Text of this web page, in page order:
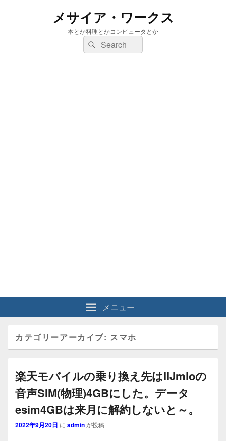
メサイア・ワークス
本とか料理とかコンピュータとか
検
索:
検
索
メニュー
カテゴリーアーカイブ: スマホ
楽天モバイルの乗り換え先はIIJmioの
音声SIM(物理)4GBにした。データ
esim4GBは来月に解約しないと～。
2022年9月20日 に adminが投稿